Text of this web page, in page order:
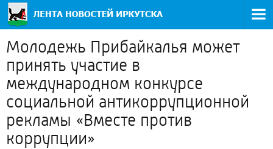
Молодежь Прибайкалья может
принять участие в
международном конкурсе
социальной антикоррупционной
рекламы «Вместе против
коррупции»